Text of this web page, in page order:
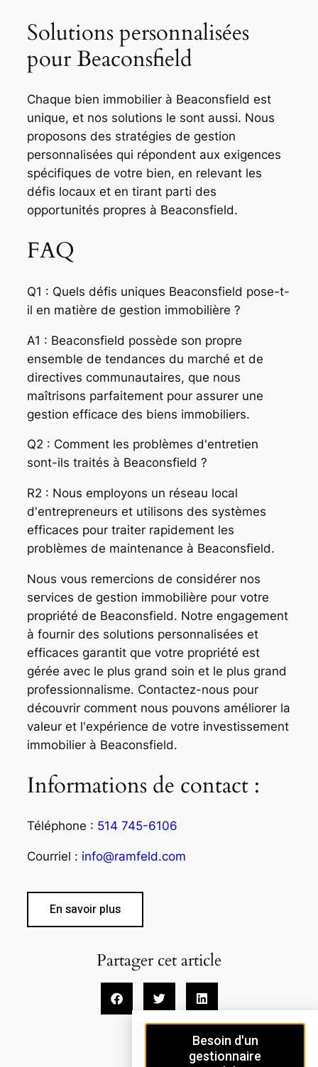
Solutions personnalisées
pour Beaconsfield
Chaque bien immobilier à Beaconsfield est
unique, et nos solutions le sont aussi. Nous
proposons des stratégies de gestion
personnalisées qui répondent aux exigences
spécifiques de votre bien, en relevant les
défis locaux et en tirant parti des
opportunités propres à Beaconsfield.
FAQ
Q1 : Quels défis uniques Beaconsfield pose-t-
il en matière de gestion immobilière ?
A1 : Beaconsfield possède son propre
ensemble de tendances du marché et de
directives communautaires, que nous
maîtrisons parfaitement pour assurer une
gestion efficace des biens immobiliers.
Q2 : Comment les problèmes d'entretien
sont-ils traités à Beaconsfield ?
R2 : Nous employons un réseau local
d'entrepreneurs et utilisons des systèmes
efficaces pour traiter rapidement les
problèmes de maintenance à Beaconsfield.
Nous vous remercions de considérer nos
services de gestion immobilière pour votre
propriété de Beaconsfield. Notre engagement
à fournir des solutions personnalisées et
efficaces garantit que votre propriété est
gérée avec le plus grand soin et le plus grand
professionnalisme. Contactez-nous pour
découvrir comment nous pouvons améliorer la
valeur et l'expérience de votre investissement
immobilier à Beaconsfield.
Informations de contact :
Téléphone : 514 745-6106
Courriel : info@ramfeld.com
En savoir plus
Partager cet article
Besoin d'un
gestionnaire